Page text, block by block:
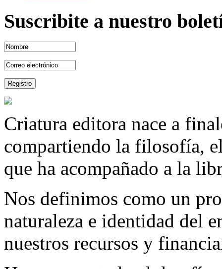
Suscribite a nuestro
Criatura editora nace a
compartiendo la filosofía,
que ha acompañado a la
Nos definimos como un
naturaleza e identidad del
nuestros recursos y